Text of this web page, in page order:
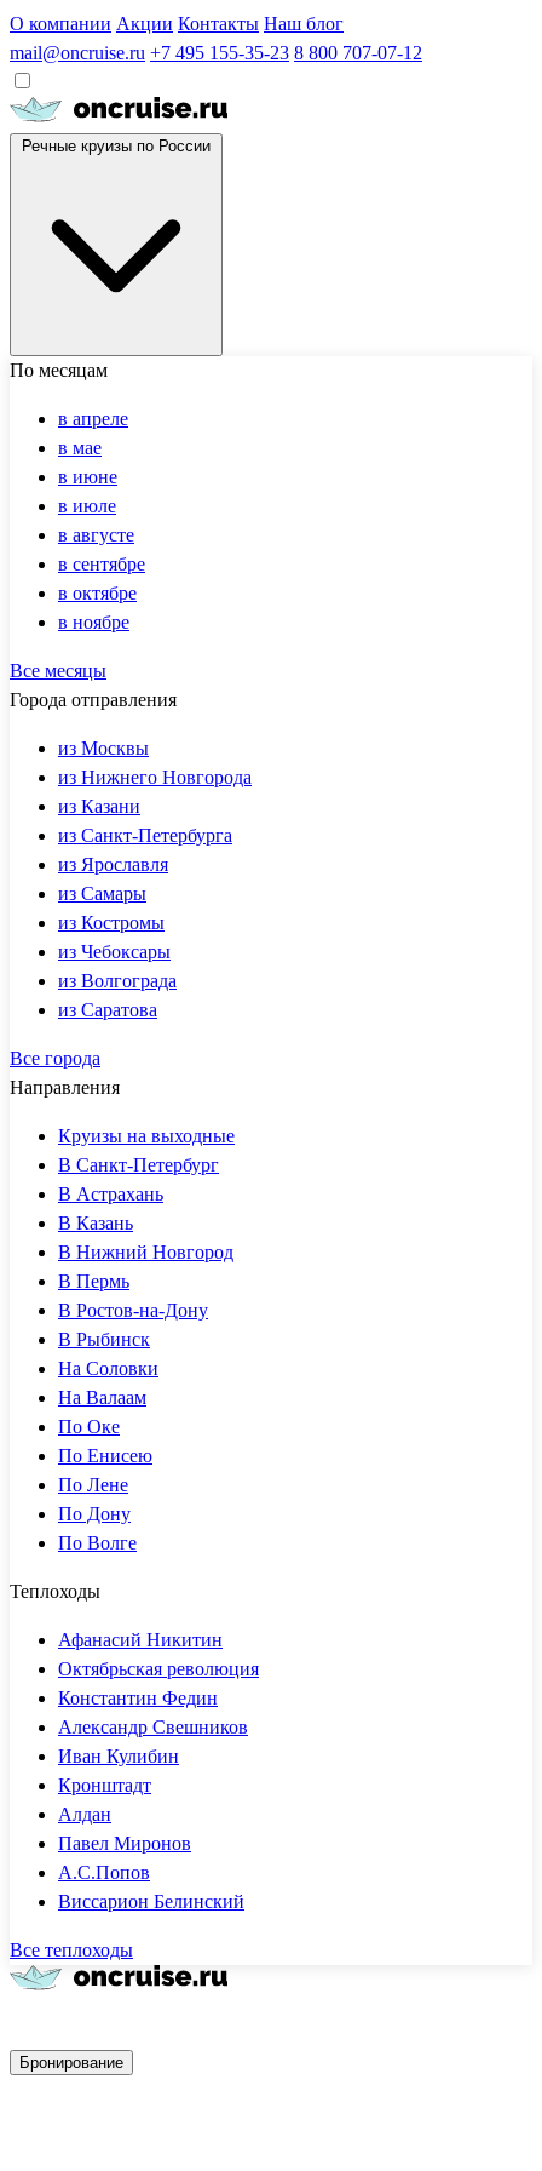
О компании Акции Контакты Наш блог
mail@oncruise.ru +7 495 155-35-23 8 800 707-07-12
По месяцам
в апреле
в мае
в июне
в июле
в августе
в сентябре
в октябре
в ноябре
Все месяцы
Города отправления
из Москвы
из Нижнего Новгорода
из Казани
из Санкт-Петербурга
из Ярославля
из Самары
из Костромы
из Чебоксары
из Волгограда
из Саратова
Все города
Направления
Круизы на выходные
В Санкт-Петербург
В Астрахань
В Казань
В Нижний Новгород
В Пермь
В Ростов-на-Дону
В Рыбинск
На Соловки
На Валаам
По Оке
По Енисею
По Лене
По Дону
По Волге
Теплоходы
Афанасий Никитин
Октябрьская революция
Константин Федин
Александр Свешников
Иван Кулибин
Кронштадт
Алдан
Павел Миронов
А.С.Попов
Виссарион Белинский
Все теплоходы
Бронирование